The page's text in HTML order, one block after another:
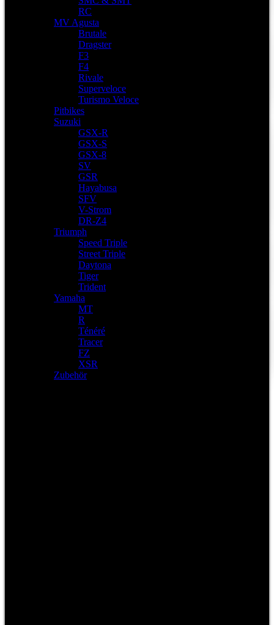
RC
MV Agusta
Brutale
Dragster
F3
F4
Rivale
Superveloce
Turismo Veloce
Pitbikes
Suzuki
GSX-R
GSX-S
GSX-8
SV
GSR
Hayabusa
SFV
V-Strom
DR-Z4
Triumph
Speed Triple
Street Triple
Daytona
Tiger
Trident
Yamaha
MT
R
Ténéré
Tracer
FZ
XSR
Zubehör